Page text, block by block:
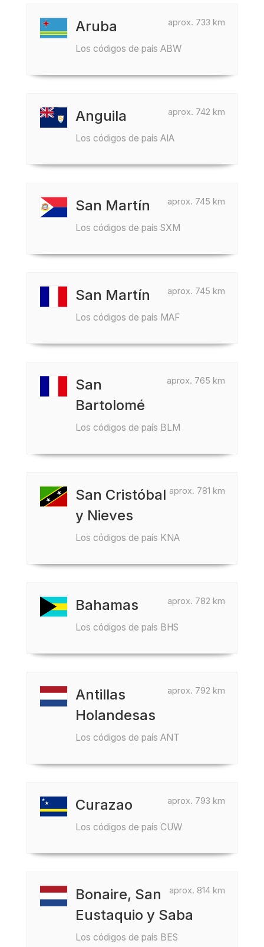
aprox. 733 km
Aruba
Los códigos de país ABW
aprox. 742 km
Anguila
Los códigos de país AIA
aprox. 745 km
San Martín
Los códigos de país SXM
aprox. 745 km
San Martín
Los códigos de país MAF
aprox. 765 km
San
Bartolomé
Los códigos de país BLM
aprox. 781 km
San Cristóbal
y Nieves
Los códigos de país KNA
aprox. 782 km
Bahamas
Los códigos de país BHS
aprox. 792 km
Antillas
Holandesas
Los códigos de país ANT
aprox. 793 km
Curazao
Los códigos de país CUW
aprox. 814 km
Bonaire, San
Eustaquio y Saba
Los códigos de país BES